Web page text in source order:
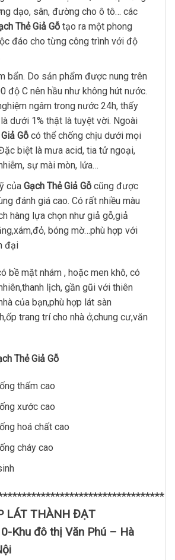
dạo, sân, đường cho ô tô… các
Thẻ Giả Gỗ tạo ra một phong
đáo cho từng công trình với độ
bẩn. Do sản phẩm được nung trên
độ C nên hầu như không hút nước.
ngâm trong nước 24h, thấy
dưới 1% thật là tuyệt vời. Ngoài
Gỗcó thể chống chịu dưới mọi
biệt là mưa acid, tia tử ngoại,
sự mài mòn, lửa…
của Gạch Thẻ Giả Gỗcũng được
đánh giá cao. Có rất nhiều màu
hàng lựa chọn như giả gỗ,giả
bóng mờ…phù hợp với
đại
bề mặt nhám , hoặc men khô, có
lịch, gần gũi với thiên
của bạn,phù hợp lát sàn
trang trí cho nhà ở,chung cư,văn
Thẻ Giả Gỗ
thấm cao
xước cao
hoá chất cao
cháy cao
LÁT THÀNH ĐẠT
Khu đô thị Văn Phú – Hà